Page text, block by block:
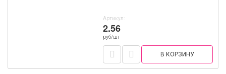
Артикул:
2.56
руб/шт
В КОРЗИНУ